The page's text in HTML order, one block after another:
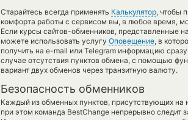
Старайтесь всегда применять Калькулятор, чтобы
комфорта работы с сервисом вы, в любое время,
Если курсы сайтов-обменников, представленные
можете использовать услугу Оповещение, в
получить на e-mail или Telegram информацию
случае отсутствия пунктов обмена, с помощью
вариант двух обменов через транзитную валюту.
Безопасность обменников
Каждый из обменных пунктов, присутствующих
при этом команда BestChange непрерывно